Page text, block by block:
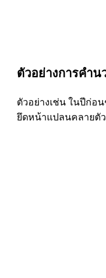
ตัวอย่างการคำน
ตัวอย่างเช่น ในปีก่อ
ยึดหน้าแปลนคลายตัว